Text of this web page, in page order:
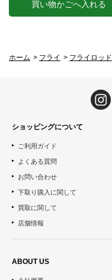
買い物かごへ入れる
ホーム > フライ > フライロッド
ショッピングについて
ご利用ガイド
よくある質問
お問い合わせ
下取り購入に関して
買取に関して
店舗情報
ABOUT US